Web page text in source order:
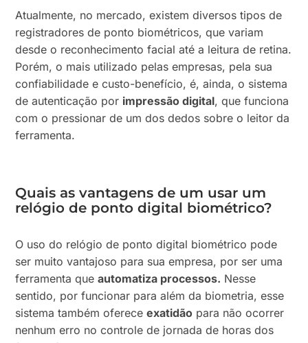
Atualmente, no mercado, existem diversos tipos de
registradores de ponto biométricos, que variam
desde o reconhecimento facial até a leitura de retina.
Porém, o mais utilizado pelas empresas, pela sua
confiabilidade e custo-benefício, é, ainda, o sistema
de autenticação por impressão digital, que funciona
com o pressionar de um dos dedos sobre o leitor da
ferramenta.
Quais as vantagens de um usar um
relógio de ponto digital biométrico?
O uso do relógio de ponto digital biométrico pode
ser muito vantajoso para sua empresa, por ser uma
ferramenta queautomatiza processos. Nesse
sentido, por funcionar para além da biometria, esse
sistema também ofereceexatidão para não ocorrer
nenhum erro no controle de jornada de horas dos